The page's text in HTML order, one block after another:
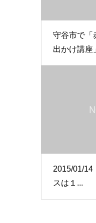
守谷市で「
出かけ講座
2015/01/14
スは１...